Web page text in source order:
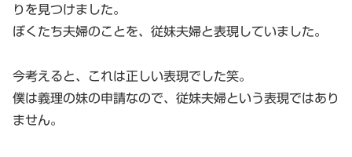
りを見つけました。
ぼくたち夫婦のことを、従妹夫婦と表現していました。
今考えると、これは正しい表現でした笑。
僕は義理の妹の申請なので、従妹夫婦という表現ではあり
ません。